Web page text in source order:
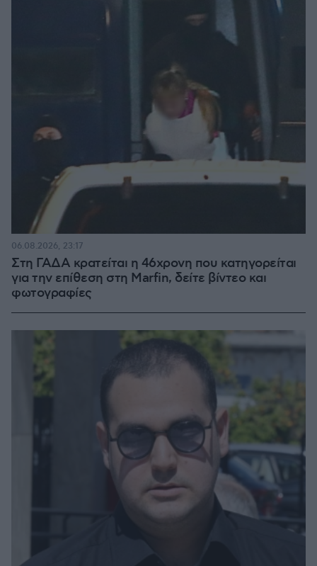
Στη ΓΑΔΑ κρατείται η 46χρονη που κατηγορείται
για την επίθεση στη Marfin, δείτε βίντεο και
φωτογραφίες
06.08.2026, 23:17